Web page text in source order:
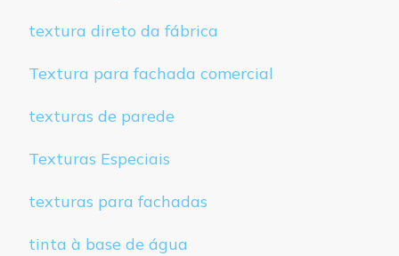
textura direto da fábrica
Textura para fachada comercial
texturas de parede
Texturas Especiais
texturas para fachadas
tinta à base de água